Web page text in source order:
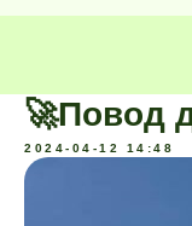
🚀Повод
2024-04-12 14:48